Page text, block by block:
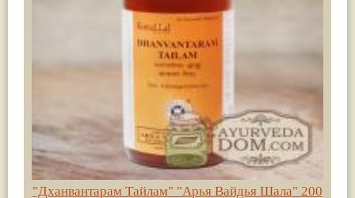
"Дханвантарам Тайлам" "Арья Вайдья Шала" 200